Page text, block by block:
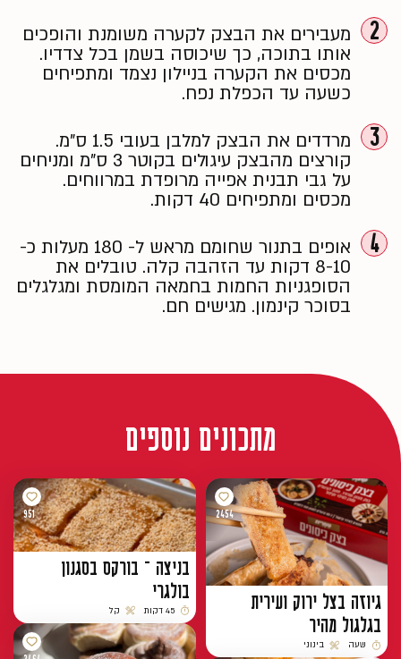
2
מעבירים את הבצק לקערה משומנת והופכים
אותו בתוכה, כך שיכוסה בשמן בכל צדדיו.
מכסים את הקערה בניילון נצמד ומתפיחים
כשעה עד הכפלת נפח.
3
מרדדים את הבצק למלבן בעובי 1.5 ס"מ.
קורצים מהבצק עיגולים בקוטר 3 ס"מ ומניחים
על גבי תבנית אפייה מרופדת במרווחים.
מכסים ומתפיחים 40 דקות.
4
אופים בתנור שחומם מראש ל- 180 מעלות כ-
8-10 דקות עד הזהבה קלה. טובלים את
הסופגניות החמות בחמאה המומסת ומגלגלים
בסוכר קינמון. מגישים חם.
מתכונים נוספים
2454
גיוזה בצל ירוק ועירית
בגלגול מהיר
זמן הכנה
שעה
רמת קושי
בינוני
951
בניצה – בורקס בסגנון
בולגרי
זמן הכנה
45 דקות
רמת קושי
קל